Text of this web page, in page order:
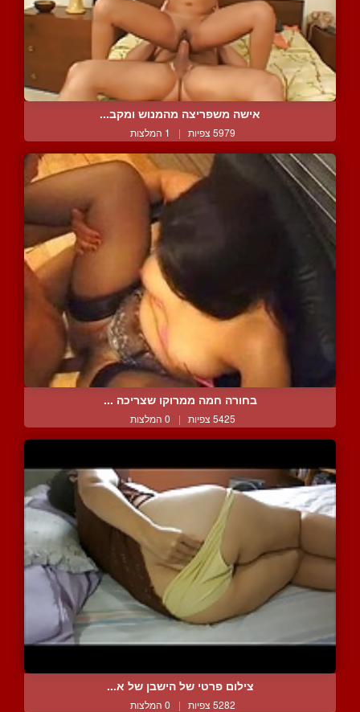
אישה משפריצה מהמנוש ומקב...
5979 צפיות | 1 המלצות
בחורה חמה ממרוקו שצריכה ...
5425 צפיות | 0 המלצות
צילום פרטי של הישבן של א...
5282 צפיות | 0 המלצות